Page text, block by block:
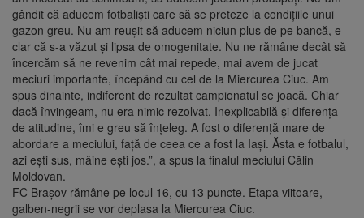
gândit că aducem fotbalişti care să se preteze la condițiile unui
gazon greu. Nu am reuşit să aducem niciun plus de pe bancă, e
clar că s-a văzut şi lipsa de omogenitate. Nu ne rămâne decât să
încercăm să ne revenim cât mai repede, mai avem de jucat
meciuri importante, începând cu cel de la Miercurea Ciuc. Am
spus dinainte, indiferent de rezultat campionatul se joacă. Chiar
dacă învingeam, nu era nimic rezolvat. Inexplicabilă şi diferența
de atitudine, îmi e greu să înțeleg. A fost o diferență mare de
abordare a meciului, față de ceea ce a fost la Iaşi. Ăsta e fotbalul,
azi eşti sus, mâine eşti jos.”, a spus la finalul meciului Călin
Moldovan.
FC Braşov rămâne pe locul 16, cu 13 puncte. Etapa viitoare,
galben-negrii se vor deplasa la Miercurea Ciuc.